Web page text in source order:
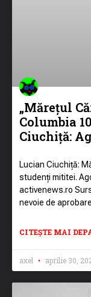
„Mărețul
Columbia
Ciuchiță:
Lucian Ciuchiță:
studenți mititei.
activenews.ro
nevoie de
CITEȘTE MAI
axel aprilie 30,